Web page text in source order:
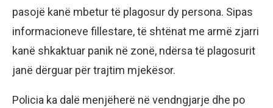
pasojë kanë mbetur të plagosur dy persona. Sipas
informacioneve fillestare, të shtënat me armë zjarri
kanë shkaktuar panik në zonë, ndërsa të plagosurit
janë dërguar për trajtim mjekësor.
Policia ka dalë menjëherë në vendngjarje dhe po